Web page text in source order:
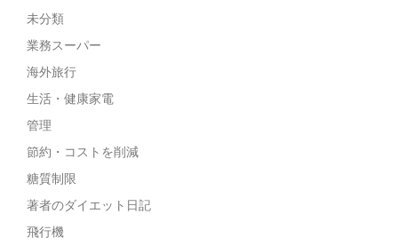
未分類
業務スーパー
海外旅行
生活・健康家電
管理
節約・コストを削減
糖質制限
著者のダイエット日記
飛行機